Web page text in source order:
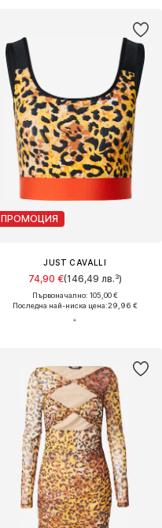
ПРОМОЦИЯ
JUST CAVALLI
74,90 €(146,49 лв.³)
Първоначално: 105,00 €
Последна най-ниска цена:29,96 €